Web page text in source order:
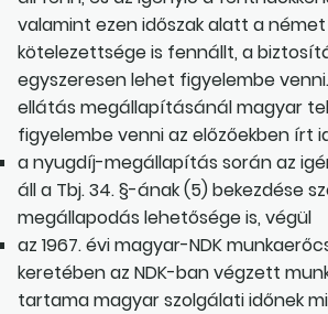
valamint ezen időszak alatt a
kötelezettsége is fennállt, a
egyszeresen lehet figyelembe
ellátás megállapításánál magyar
figyelembe venni az előzőekben írt
a nyugdíj-megállapítás során az
áll a Tbj. 34. §-ának (5) bekezdése
megállapodás lehetősége is, végül
az 1967. évi magyar-NDK
keretében az NDK-ban végzett
tartama magyar szolgálati időnek